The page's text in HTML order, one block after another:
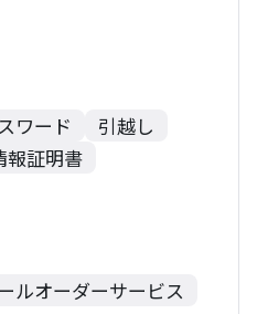
ワード
引越し
報証明書
ルオーダーサービス